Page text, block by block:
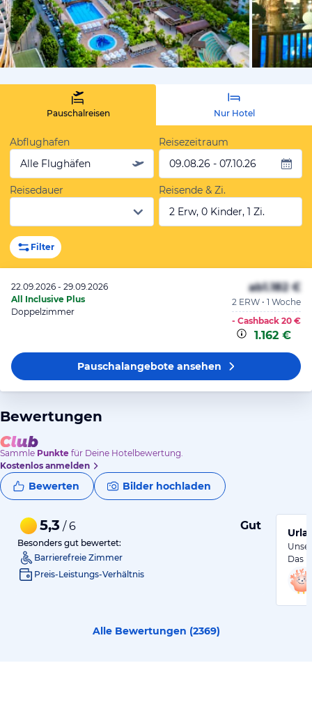
vom
Pauschalreisen Nur Hotel
Abflughafen
Alle Flughäfen
Reisezeitraum
09.08.26 - 07.10.26
Reisedauer
Reisende & Zi.
2 Erw, 0 Kinder, 1 Zi.
Filter
22.09.2026 - 29.09.2026
All Inclusive Plus
Doppelzimmer
ab1.182 €
2 ERW • 1 Woche
- Cashback 20 €
1.162 €
Pauschalangeboteansehen
Bewertungen
Sammle Punkte für Deine Hotelbewertung.
Kostenlos anmelden
Bewerten Bilder hochladen
5,3 / 6 Gut
Besonders gut bewertet:
Barrierefreie Zimmer
Preis-Leistungs-Verhältnis
Das
Alle Bewertungen (2369)